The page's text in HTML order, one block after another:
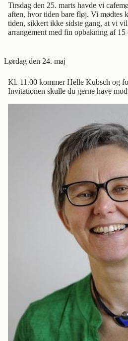
Tirsdag den 25. marts havde vi
aften, hvor tiden bare fløj. Vi mødtes
tiden, sikkert ikke sidste gang, at vi
arrangement med fin opbakning af 15
Lørdag den 24. maj
Kl. 11.00 kommer Helle Kubsch og
Invitationen skulle du gerne have